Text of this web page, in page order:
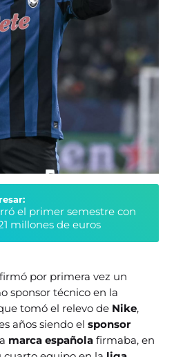
el primer semestre con
millones de euros
firmó por primera vez un
sponsor técnico en la
tomó el relevo de Nike,
años siendo elsponsor
marca española firmaba, en